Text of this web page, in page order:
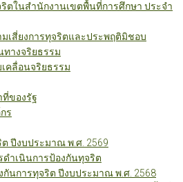
ตในสำนักงานเขตพื้นที่การศึกษา ประจำ
เสี่ยงการทุจริตและประพฤติมิชอบ
ทางจริยธรรม
คลื่อนจริยธรรม
ที่ของรัฐ
ร
ปีงบประมาณ พ.ศ. 2569
ดำเนินการป้องกันทุจริต
กันการทุจริต ปีงบประมาณ พ.ศ. 2568